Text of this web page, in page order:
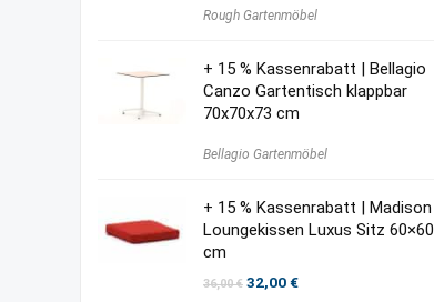
war:
Rough Gartenmöbel
+ 15 % Kassenrabatt | Bellagio
Canzo Gartentisch klappbar
70x70x73 cm
Bellagio Gartenmöbel
+ 15 % Kassenrabatt | Madison
Loungekissen Luxus Sitz 60×60
cm
36,00€ Ursprünglicher
32,00€Aktueller